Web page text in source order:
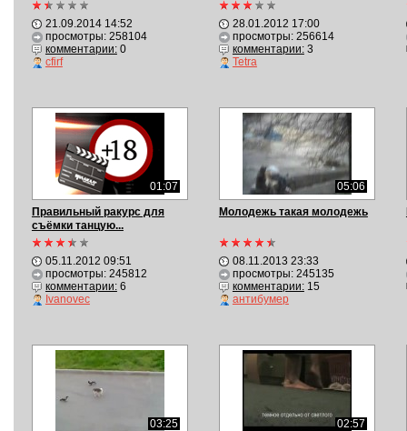
21.09.2014 14:52
просмотры: 258104
комментарии:0
cfirf
28.01.2012 17:00
просмотры: 256614
комментарии:3
Tetra
01:07
Правильный ракурс для
съёмки танцую...
05.11.2012 09:51
просмотры: 245812
комментарии:6
Ivanovec
05:06
Молодежь такая молодежь
08.11.2013 23:33
просмотры: 245135
комментарии:15
антибумер
03:25
02:57